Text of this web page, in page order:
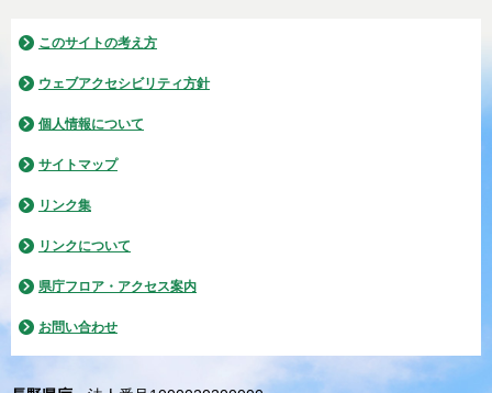
このサイトの考え方
ウェブアクセシビリティ方針
個人情報について
サイトマップ
リンク集
リンクについて
県庁フロア・アクセス案内
お問い合わせ